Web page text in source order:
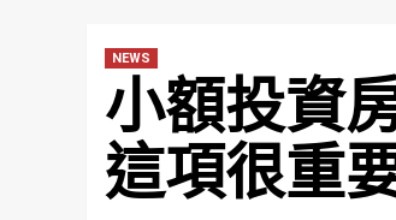
NEWS
小額投資
這項很重